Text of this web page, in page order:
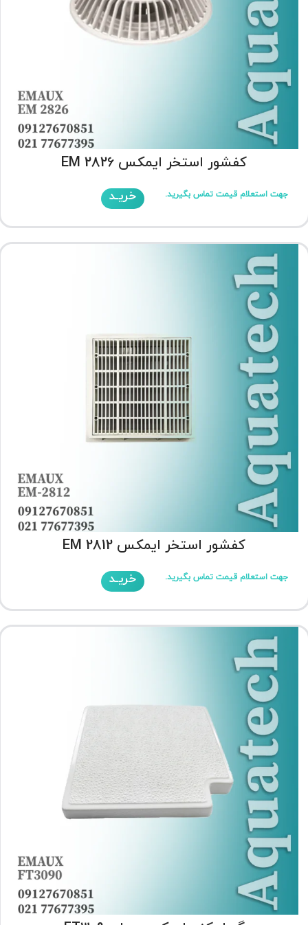
کفشور استخر ایمکس EM 2826
جهت استعلام قیمت تماس بگیرید. خریـد
کفشور استخر ایمکس EM 2812
جهت استعلام قیمت تماس بگیرید. خریـد